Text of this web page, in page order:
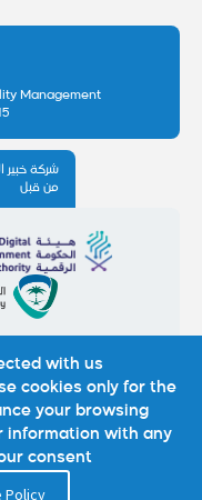
Management
شركة
من قبل
with us.
cookies only for the
your browsing
information with any
consent.
Policy